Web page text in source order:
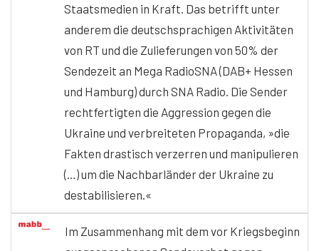
Staatsmedien in Kraft. Das betrifft unter
anderem die deutschsprachigen Aktivitäten
von RT und die Zulieferungen von 50% der
Sendezeit an Mega RadioSNA (DAB+ Hessen
und Hamburg) durch SNA Radio. Die Sender
rechtfertigten die Aggression gegen die
Ukraine und verbreiteten Propaganda, »die
Fakten drastisch verzerren und manipulieren
(…) um die Nachbarländer der Ukraine zu
destabilisieren.«
Im Zusammenhang mit dem vor Kriegsbeginn